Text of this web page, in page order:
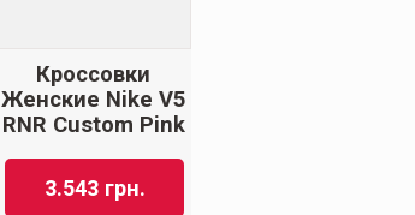
Кроссовки
Женские Nike V5
RNR Custom Pink
3.543 грн.